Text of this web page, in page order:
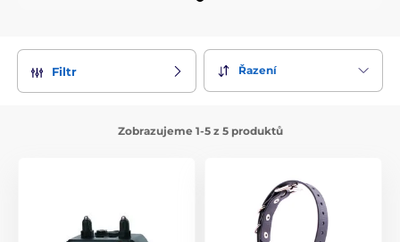
Filtr Řazení
Zobrazujeme 1-5 z 5 produktů